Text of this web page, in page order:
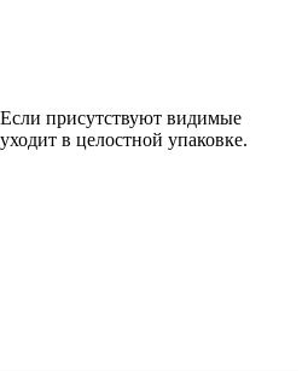
присутствуют видимые
в целостной упаковке.